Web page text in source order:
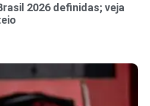
2026 definidas; veja